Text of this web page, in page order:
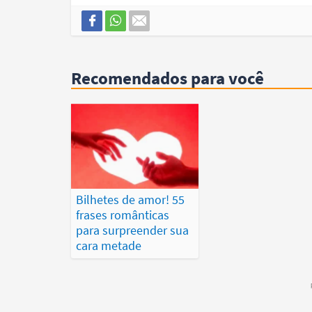
Recomendados para você
Bilhetes de amor! 55
frases românticas
para surpreender sua
cara metade